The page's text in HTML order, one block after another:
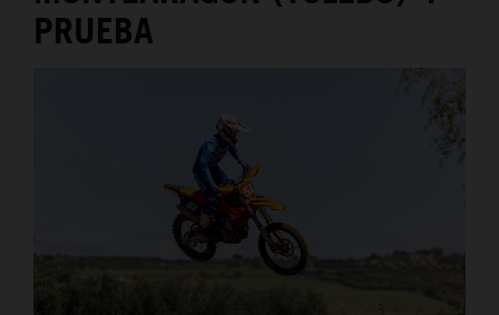
PRUEBA